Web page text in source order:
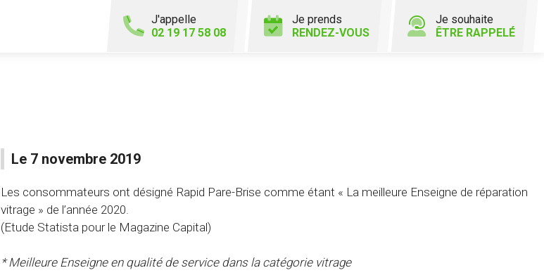
J'appelle
02 19 17 58 08
Je prends
RENDEZ-VOUS
Je souhaite
ÊTRE RAPPELÉ
Le 7 novembre 2019
Les consommateurs ont désigné Rapid Pare-Brise comme étant « La meilleure Enseigne de réparation
vitrage » de l’année 2020.
(Etude Statista pour le Magazine Capital)
* Meilleure Enseigne en qualité de service dans la catégorie vitrage